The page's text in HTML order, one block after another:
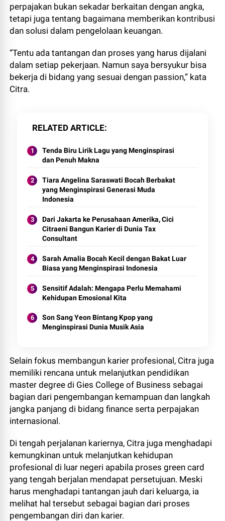
perpajakan bukan sekadar berkaitan dengan angka,
tetapi juga tentang bagaimana memberikan kontribusi
dan solusi dalam pengelolaan keuangan.
“Tentu ada tantangan dan proses yang harus dijalani
dalam setiap pekerjaan. Namun saya bersyukur bisa
bekerja di bidang yang sesuai dengan passion,” kata
Citra.
RELATED ARTICLE
Tenda Biru Lirik Lagu yang Menginspirasi
dan Penuh Makna
Tiara Angelina Saraswati Bocah Berbakat
yang Menginspirasi Generasi Muda
Indonesia
Dari Jakarta ke Perusahaan Amerika, Cici
Citraeni Bangun Karier di Dunia Tax
Consultant
Sarah Amalia Bocah Kecil dengan Bakat Luar
Biasa yang Menginspirasi Indonesia
Sensitif Adalah: Mengapa Perlu Memahami
Kehidupan Emosional Kita
Son Sang Yeon Bintang Kpop yang
Menginspirasi Dunia Musik Asia
Selain fokus membangun karier profesional, Citra juga
memiliki rencana untuk melanjutkan pendidikan
master degree di Gies College of Business sebagai
bagian dari pengembangan kemampuan dan langkah
jangka panjang di bidang finance serta perpajakan
internasional.
Di tengah perjalanan kariernya, Citra juga menghadapi
kemungkinan untuk melanjutkan kehidupan
profesional di luar negeri apabila proses green card
yang tengah berjalan mendapat persetujuan. Meski
harus menghadapi tantangan jauh dari keluarga, ia
melihat hal tersebut sebagai bagian dari proses
pengembangan diri dan karier.